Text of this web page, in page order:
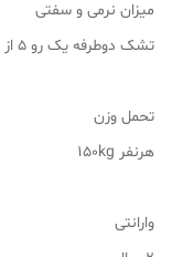
میزان نرمی و سفتی
تشک دوطرفه یک رو 5 از 10 نرم و طرف دیگر 10 از 10 سفت
تحمل وزن
هرنفر 150kg
وارانتی